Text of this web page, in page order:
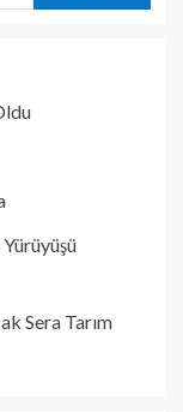
Sera Tarım